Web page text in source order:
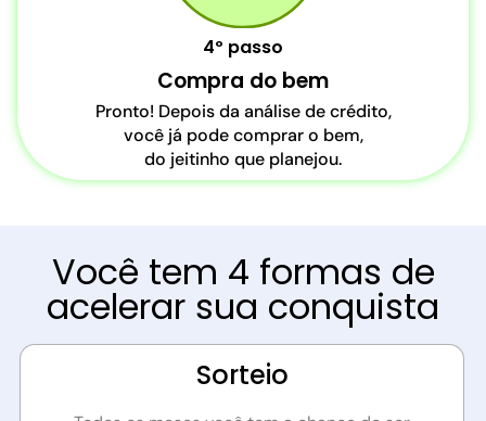
4º passo
Compra do bem
Pronto! Depois da análise de crédito,
você já pode comprar o bem,
do jeitinho que planejou.
Você tem 4 formas de
acelerar sua conquista
Sorteio